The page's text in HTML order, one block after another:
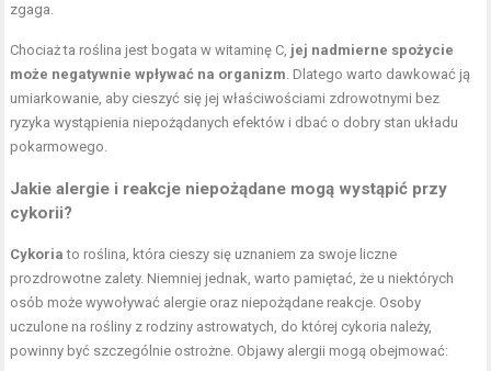
zgaga.
Chociaż ta roślina jest bogata w witaminę C, jej nadmierne spożycie
może negatywnie wpływać na organizm. Dlatego warto dawkować ją
umiarkowanie, aby cieszyć się jej właściwościami zdrowotnymi bez
ryzyka wystąpienia niepożądanych efektów i dbać o dobry stan układu
pokarmowego.
Jakie alergie i reakcje niepożądane mogą wystąpić przy
cykorii?
Cykoria to roślina, która cieszy się uznaniem za swoje liczne
prozdrowotne zalety. Niemniej jednak, warto pamiętać, że u niektórych
osób może wywoływać alergie oraz niepożądane reakcje. Osoby
uczulone na rośliny z rodziny astrowatych, do której cykoria należy,
powinny być szczególnie ostrożne. Objawy alergii mogą obejmować: